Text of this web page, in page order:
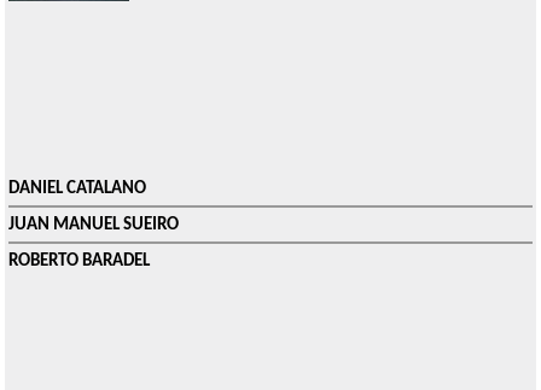
DANIEL CATALANO
JUAN MANUEL SUEIRO
ROBERTO BARADEL